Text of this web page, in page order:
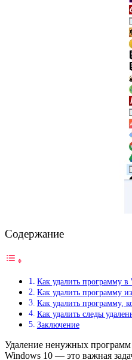
Содержание
Как удалить программу в
Как удалить программу
Как удалить программу,
Как удалить следы
Заключение
Удаление ненужных
Windows 10 — это важная